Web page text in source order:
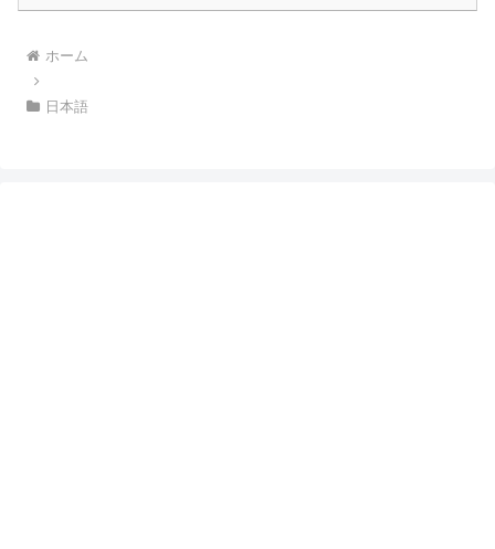
ホーム
日本語